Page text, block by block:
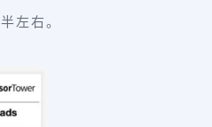
左右。